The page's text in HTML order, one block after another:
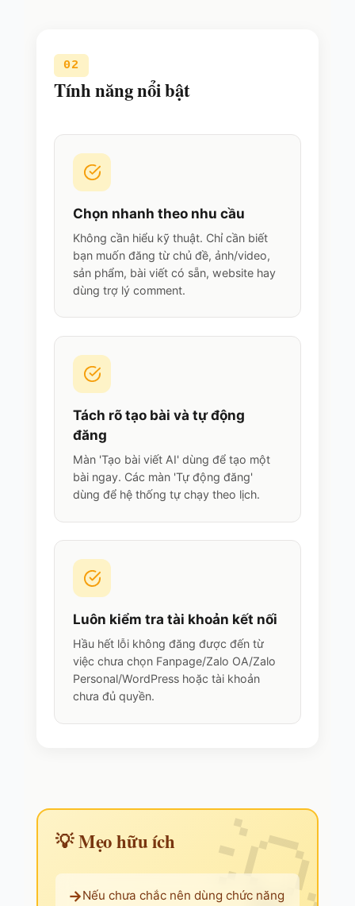
02
Tính năng nổi bật
Chọn nhanh theo nhu cầu
Không cần hiểu kỹ thuật. Chỉ cần biết
bạn muốn đăng từ chủ đề, ảnh/video,
sản phẩm, bài viết có sẵn, website hay
dùng trợ lý comment.
Tách rõ tạo bài và tự động
đăng
Màn 'Tạo bài viết AI' dùng để tạo một
bài ngay. Các màn 'Tự động đăng'
dùng để hệ thống tự chạy theo lịch.
Luôn kiểm tra tài khoản kết nối
Hầu hết lỗi không đăng được đến từ
việc chưa chọn Fanpage/Zalo OA/Zalo
Personal/WordPress hoặc tài khoản
chưa đủ quyền.
💡 Mẹo hữu ích
→Nếu chưa chắc nên dùng chức năng